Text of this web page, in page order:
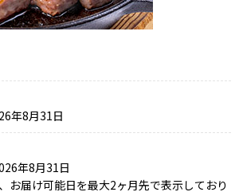
年8月31日
年8月31日
お届け可能日を最大2ヶ月先で表示しており